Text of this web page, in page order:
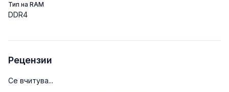
Тип на RAM
DDR4
Рецензии
Се вчитува...